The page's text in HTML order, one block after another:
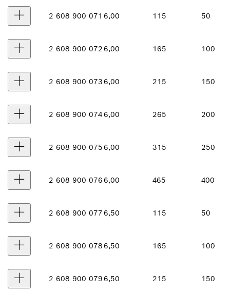
2 608 900 071 6,00 115 50
2 608 900 0726,00 165 100
2 608 900 0736,00 215 150
2 608 900 0746,00 265 200
2 608 900 0756,00 315 250
2 608 900 0766,00 465 400
2 608 900 0776,50 115 50
2 608 900 0786,50 165 100
2 608 900 0796,50 215 150